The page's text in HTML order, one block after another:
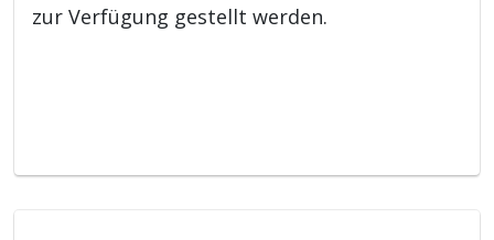
zur Verfügung gestellt werden.